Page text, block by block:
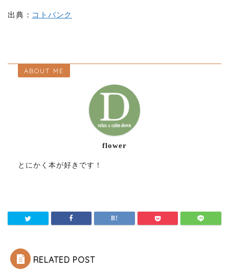
出典： コトバンク
ABOUT ME
flower
とにかく本が好きです！
RELATED POST